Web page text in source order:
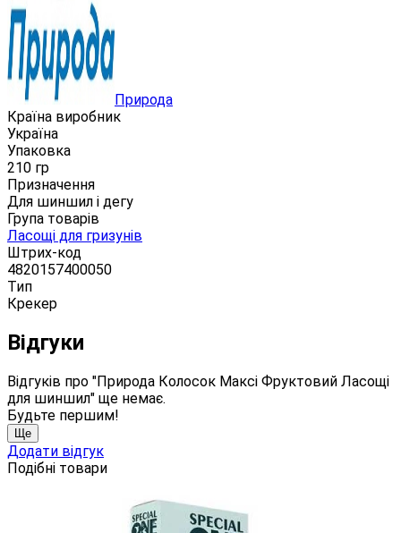
Природа
Країна виробник
Україна
Упаковка
210 гр
Призначення
Для шиншил і дегу
Група товарів
Ласощі для гризунів
Штрих-код
4820157400050
Тип
Крекер
Відгуки
Відгуків про "Природа Колосок Максі Фруктовий Ласощі
для шиншил" ще немає.
Будьте першим!
Ще
Додати відгук
Подібні товари